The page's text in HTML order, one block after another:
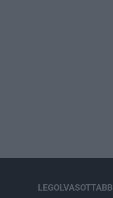
LEGOLVASOTTABB